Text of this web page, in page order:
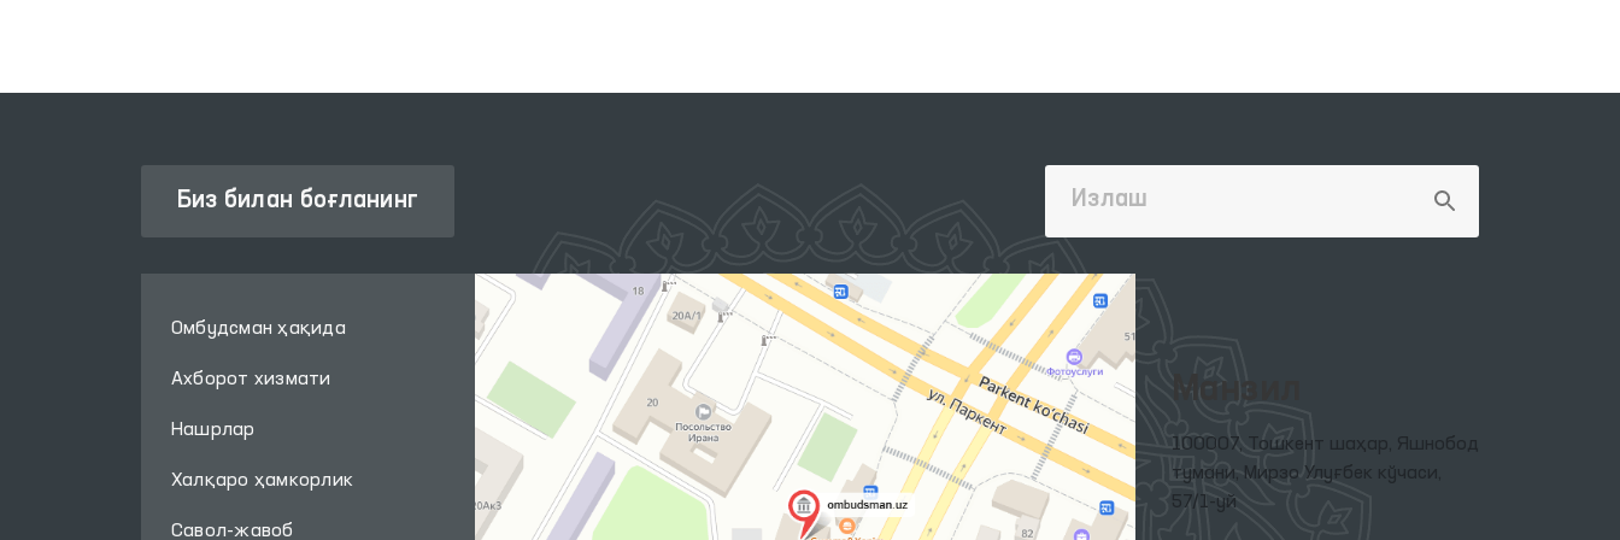
Биз билан боғланинг
Омбудсман ҳақида
Ахборот хизмати
Нашрлар
Халқаро ҳамкорлик
Савол-жавоб
Манзил
100007, Тошкент шаҳар, Яшнобод
тумани, Мирзо Улуғбек кўчаси,
57/1-уй